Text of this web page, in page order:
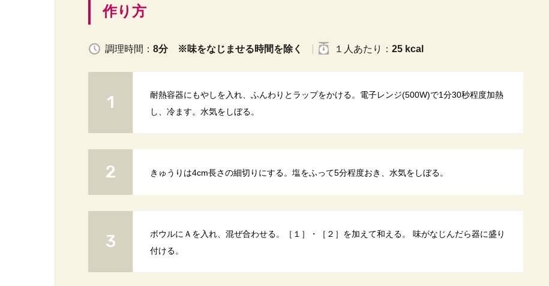
作り方
調理時間： 8分 ※味をなじませる時間を除く １人 あたり ： 25 kcal
耐熱容器にもやしを入れ、ふんわりとラップをかける。電子レンジ(500W)で1分30秒程度加熱
し、冷ます。水気をしぼる。
きゅうりは4cm長さの細切りにする。塩をふって5分程度おき、水気をしぼる。
ボウルにＡを入れ、混ぜ合わせる。［１］・［２］を加えて和える。 味がなじんだら器に盛り
付ける。